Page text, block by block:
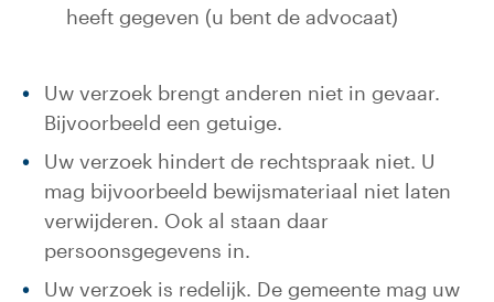
heeft gegeven (u bent de advocaat)
Uw verzoek brengt anderen niet in gevaar.
Bijvoorbeeld een getuige.
Uw verzoek hindert de rechtspraak niet. U
mag bijvoorbeeld bewijsmateriaal niet laten
verwijderen. Ook al staan daar
persoonsgegevens in.
Uw verzoek is redelijk. De gemeente mag uw